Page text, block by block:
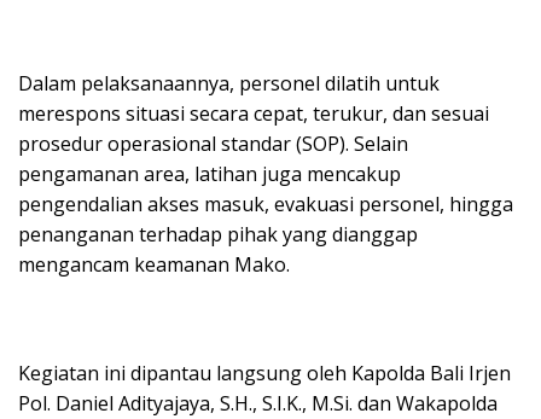
Dalam pelaksanaannya, personel dilatih untuk
merespons situasi secara cepat, terukur, dan sesuai
prosedur operasional standar (SOP). Selain
pengamanan area, latihan juga mencakup
pengendalian akses masuk, evakuasi personel, hingga
penanganan terhadap pihak yang dianggap
mengancam keamanan Mako.
Kegiatan ini dipantau langsung oleh Kapolda Bali Irjen
Pol. Daniel Adityajaya, S.H., S.I.K., M.Si. dan Wakapolda